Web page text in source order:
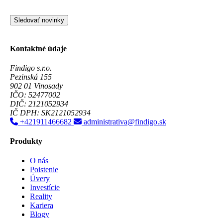
Sledovať novinky
Kontaktné údaje
Findigo s.r.o.
Pezinská 155
902 01 Vinosady
IČO: 52477002
DIČ: 2121052934
IČ DPH: SK2121052934
+421911466682
administrativa@findigo.sk
Produkty
O nás
Poistenie
Úvery
Investície
Reality
Kariera
Blogy